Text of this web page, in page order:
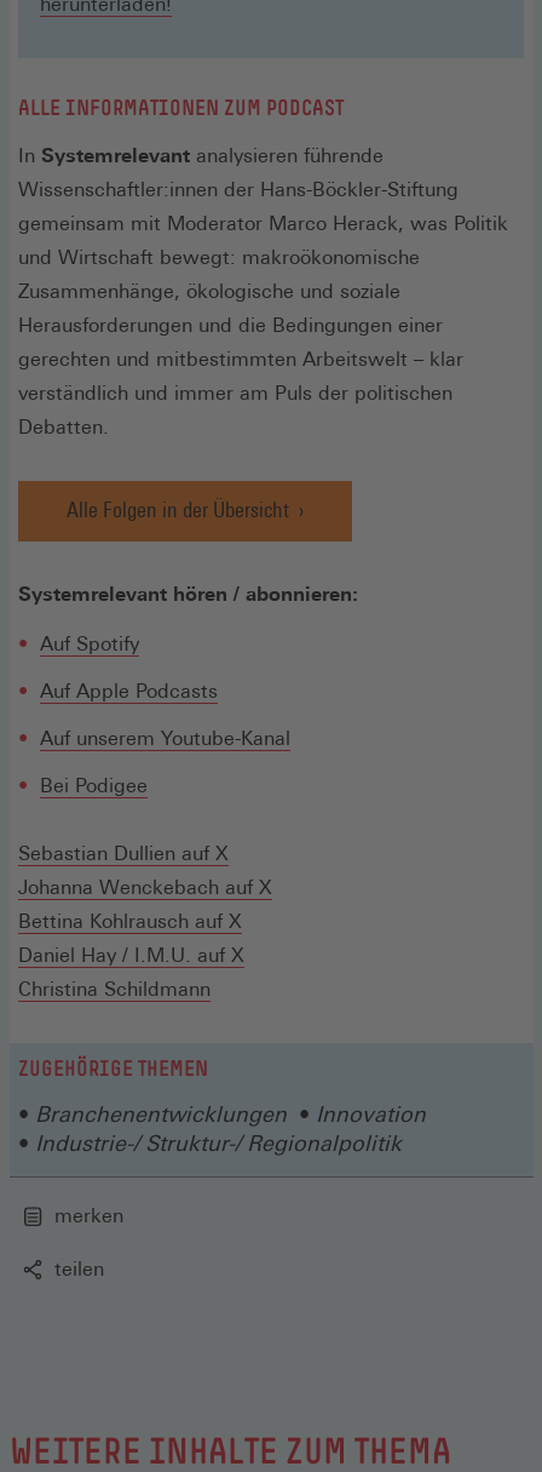
ALLE INFORMATIONEN ZUM PODCAST
In Systemrelevant analysieren führende
Wissenschaftler:innen der Hans-Böckler-Stiftung
gemeinsam mit Moderator Marco Herack, was Politik
und Wirtschaft bewegt: makroökonomische
Zusammenhänge, ökologische und soziale
Herausforderungen und die Bedingungen einer
gerechten und mitbestimmten Arbeitswelt – klar
verständlich und immer am Puls der politischen
Debatten.
Alle Folgen in der Übersicht
Systemrelevant hören / abonnieren:
Auf Spotify(Öffnet
einem
neuen
Fenster)
Auf Apple Podcasts
einem
Auf unserem Youtube-Kanal
Bei Podige(Öffnet
einem
neuen
Fenster)
e
einem
neuen
Fenster)
Sebastian Dullien auf X
in
einem
neuen
Johanna Wenckebach auf X
Bettina Kohlrausch auf X
in
Daniel Hay / I.M.U. auf X
Christina Schildmann
ZUGEHÖRIGE THEMEN
Branchenentwicklungen
Innovation
Industrie-/ Struktur-/ Regionalpolitik
merken
teilen
WEITERE INHALTE ZUM THEMA